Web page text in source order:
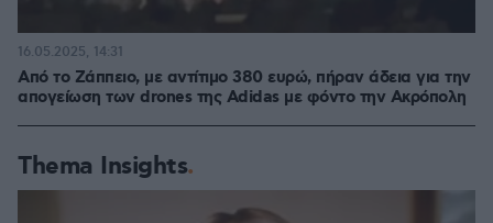
Από το Ζάππειο, με αντίτιμο 380 ευρώ, πήραν άδεια για την
απογείωση των drones της Adidas με φόντο την Ακρόπολη
16.05.2025, 14:31
Thema Insights